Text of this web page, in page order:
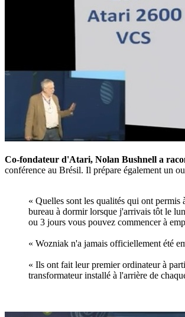
Co-fondateur d'Atari, Nolan Bushnell a
conférence au Brésil. Il prépare également un
« Quelles sont les qualités qui ont permis
bureau à dormir lorsque j'arrivais tôt le
ou 3 jours vous pouvez commencer à
« Wozniak n'a jamais officiellement été
« Ils ont fait leur premier ordinateur à
transformateur installé à l'arrière de